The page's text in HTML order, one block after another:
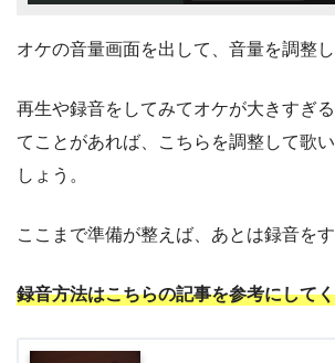
オケの音量画面を出して、音量を調整し
再生や録音をしてみてオケが大きすぎ
てことがあれば、こちらを調整して歌
しょう。
ここまで準備が整えば、あとは録音をす
録音方法はこちらの記事を参考にして